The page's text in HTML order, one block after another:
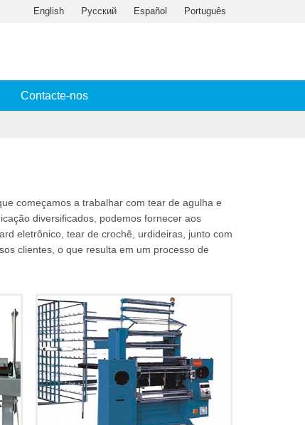
English Русский Español Português
Contacte-nos
começamos a trabalhar com tear de agulha e
diversificados, podemos fornecer aos
eletrônico, tear de crochê, urdideiras, junto com
clientes, o que resulta em um processo de